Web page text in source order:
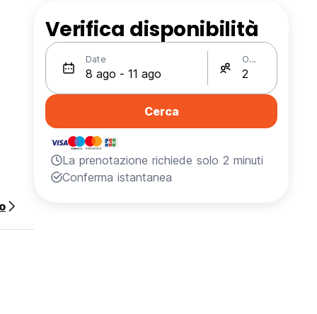
Verifica disponibilità
Date Ospiti
Cerca
La prenotazione richiede solo 2 minuti
Conferma istantanea